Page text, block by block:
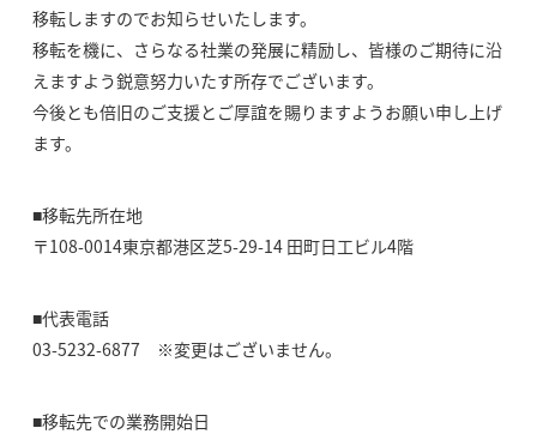
移転しますのでお知らせいたします。
移転を機に、さらなる社業の発展に精励し、皆様のご期待に沿
えますよう鋭意努力いたす所存でございます。
今後とも倍旧のご支援とご厚誼を賜りますようお願い申し上げ
ます。
■移転先所在地
〒108-0014東京都港区芝5-29-14 田町日工ビル4階
■代表電話
03-5232-6877 ※変更はございません。
■移転先での業務開始日